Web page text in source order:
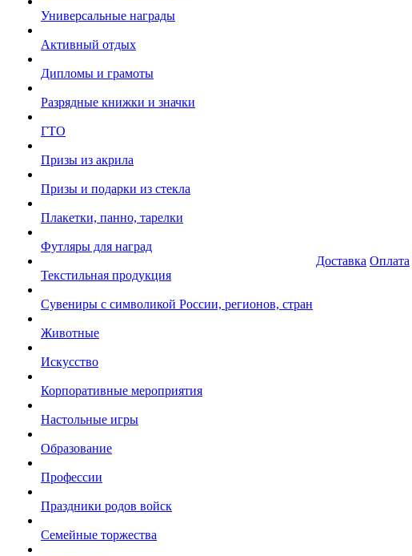
Универсальные награды
Активный отдых
Дипломы и грамоты
Разрядные книжки и значки
ГТО
Призы из акрила
Призы и подарки из стекла
Плакетки, панно, тарелки
Футляры для наград
Текстильная продукция
Сувениры с символикой России, регионов, стран
Животные
Искусство
Корпоративные мероприятия
Настольные игры
Образование
Профессии
Праздники родов войск
Семейные торжества
Доставка Оплата